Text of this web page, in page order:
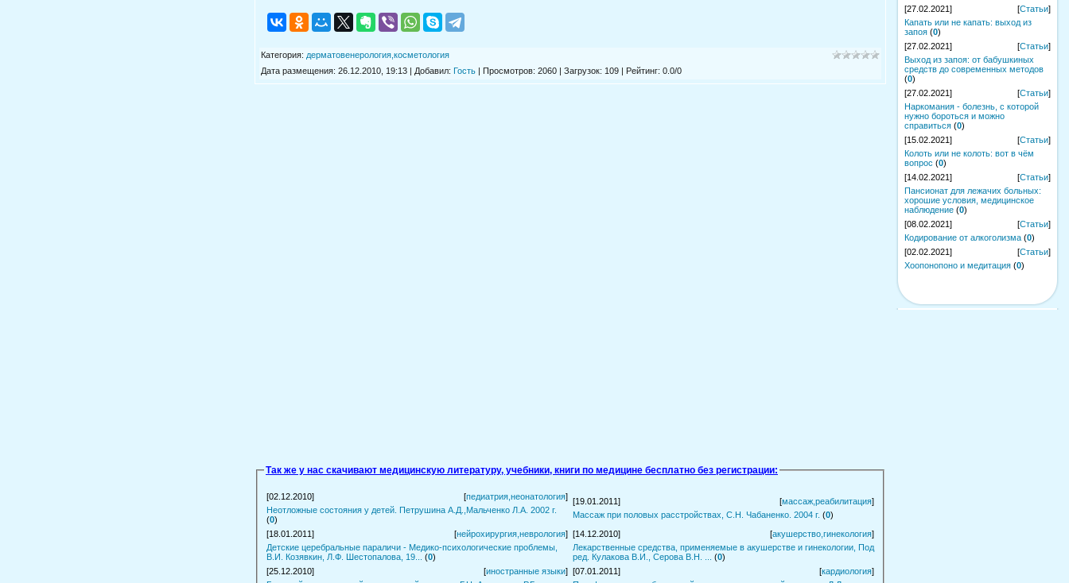
Категория: дерматовенерология,косметология
Дата размещения: 26.12.2010, 19:13 | Добавил: Гость Просмотров: 2060 | Загрузок: 109 | Рейтинг: 0.0/0
Так же у нас скачивают медицинскую литературу, учебники, книги по медицине бесплатно без регистрации:
[02.12.2010] [педиатрия,неонатология]
Неотложные состояния у детей. Петрушина А.Д.,Мальченко Л.А. 2002 г.
(0)
[19.01.2011] [массаж,реабилитация]
Массаж при половых расстройствах, С.Н. Чабаненко. 2004 г. (0)
[18.01.2011]
[нейрохирургия,неврология]
Детские церебральные параличи - Медико-психологические проблемы,
В.И. Козявкин, Л.Ф. Шестопалова, 19...
(0)
[14.12.2010] [акушерство,гинекология]
Лекарственные средства, применяемые в акушерстве и гинекологии, Под
ред. Кулакова В.И., Серова В.Н. ...
(0)
[25.12.2010]
[иностранные языки] [07.01.2011] [кардиология]
[27.02.2021]
[Статьи]
Капать или не капать: выход из
запоя (0)
[27.02.2021]
[Статьи]
Выход из запоя: от бабушкиных
средств до современных методов
(0)
[27.02.2021]
[Статьи]
Наркомания - болезнь, с которой
нужно бороться и можно
справиться (0)
[15.02.2021]
[Статьи]
Колоть или не колоть: вот в чём
вопрос (0)
[14.02.2021]
[Статьи]
Пансионат для лежачих больных:
хорошие условия, медицинское
наблюдение (0)
[08.02.2021]
[Статьи]
Кодирование от алкоголизма (0)
[02.02.2021]
[Статьи]
Хоопонопоно и медитация (0)